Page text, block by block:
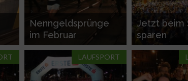
Nenngeldsprünge
im Februar
Jetzt beim
sparen
LAUFSPORT